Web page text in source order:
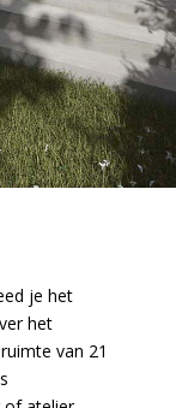
je het
het
van 21